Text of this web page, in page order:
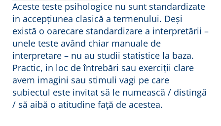
Aceste teste psihologice nu sunt standardizate
in accepțiunea clasică a termenului. Deși
există o oarecare standardizare a interpretării –
unele teste având chiar manuale de
interpretare – nu au studii statistice la baza.
Practic, in loc de întrebări sau exerciții clare
avem imagini sau stimuli vagi pe care
subiectul este invitat să le numească / distingă
/ să aibă o atitudine față de acestea.